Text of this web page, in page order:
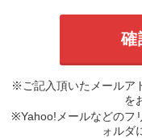
※ご記入頂いたメールア
を
※Yahoo!メールなどのフ
ォルダ